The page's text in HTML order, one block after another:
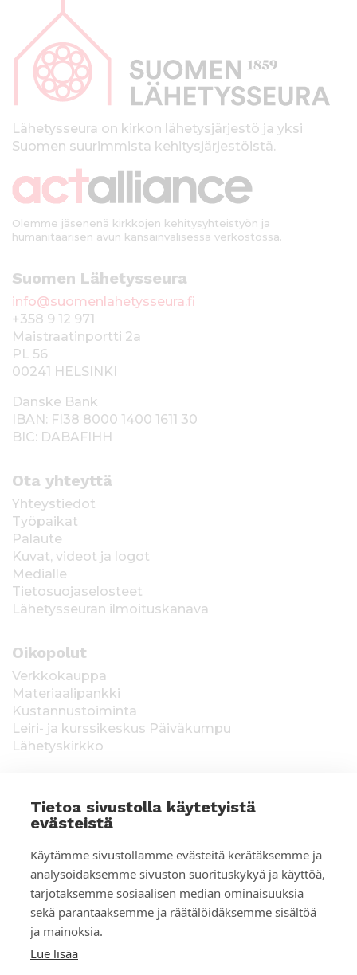
Tietoa sivustolla käytetyistä
evästeistä
Käytämme sivustollamme evästeitä kerätäksemme ja
analysoidaksemme sivuston suorituskykyä ja käyttöä,
tarjotaksemme sosiaalisen median ominaisuuksia
sekä parantaaksemme ja räätälöidäksemme sisältöä
ja mainoksia.
Lue lisää
p
kLähetysseura on kirkon lähetysjärjestö ja yksi
Suomen suurimmista kehitysjärjestöistä.
Olemme jäsenenä kirkkojen kehitysyhteistyön ja
humanitaarisen avun kansainvälisessä verkostossa.
Suomen Lähetysseura
info@suomenlahetysseura.fi
+358 9 12 971
Maistraatinportti 2a
PL 56
00241 HELSINKI
Danske Bank
IBAN: FI38 8000 1400 1611 30
BIC: DABAFIHH
Ota yhteyttä
Yhteystiedot
Työpaikat
Palaute
Kuvat, videot ja logot
Medialle
Tietosuojaselosteet
Lähetysseuran ilmoituskanava
Oikopolut
Verkkokauppa
Materiaalipankki
Kustannustoiminta
Leiri- ja kurssikeskus Päiväkumpu
Lähetyskirkko
voimassa toistaiseksi 1.1.2021 alkaen, myönnetty
1.12.2020, Poliisihallitus. Ahvenanmaa ÅLR
2025/5437, voimassa 1.1.–31.12.2026, myönnetty
28.8.2025 Ahvenanmaan maakuntahallitus. Kerätyt
varat käytetään Suomen Lähetysseuran
ulkomaantyöhön. Lahjoittajan tiedot tallennetaan
Suomen Lähetysseuran yhteystietorekisteriin. Lue